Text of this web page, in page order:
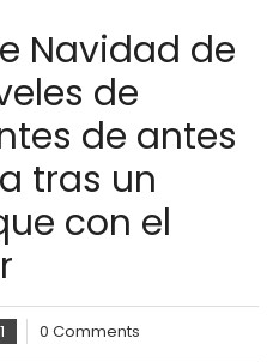
Navidad de
de
de antes
tras un
con el
0 Comments